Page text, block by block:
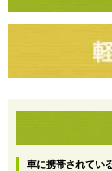
車に携帯されてい